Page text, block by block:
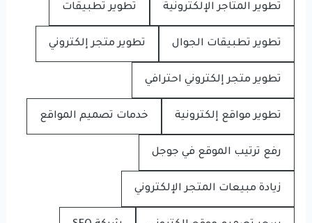
تطوير المتاجر الإلكترونية تطوير تطبيقات
تطوير تطبيقات الجوال تطوير متجر إلكتروني
تطوير متجر إلكتروني احترافي
تطوير مواقع إلكترونية خدمات تصميم المواقع
رفع ترتيب الموقع في جوجل
زيادة مبيعات المتجر الإلكتروني